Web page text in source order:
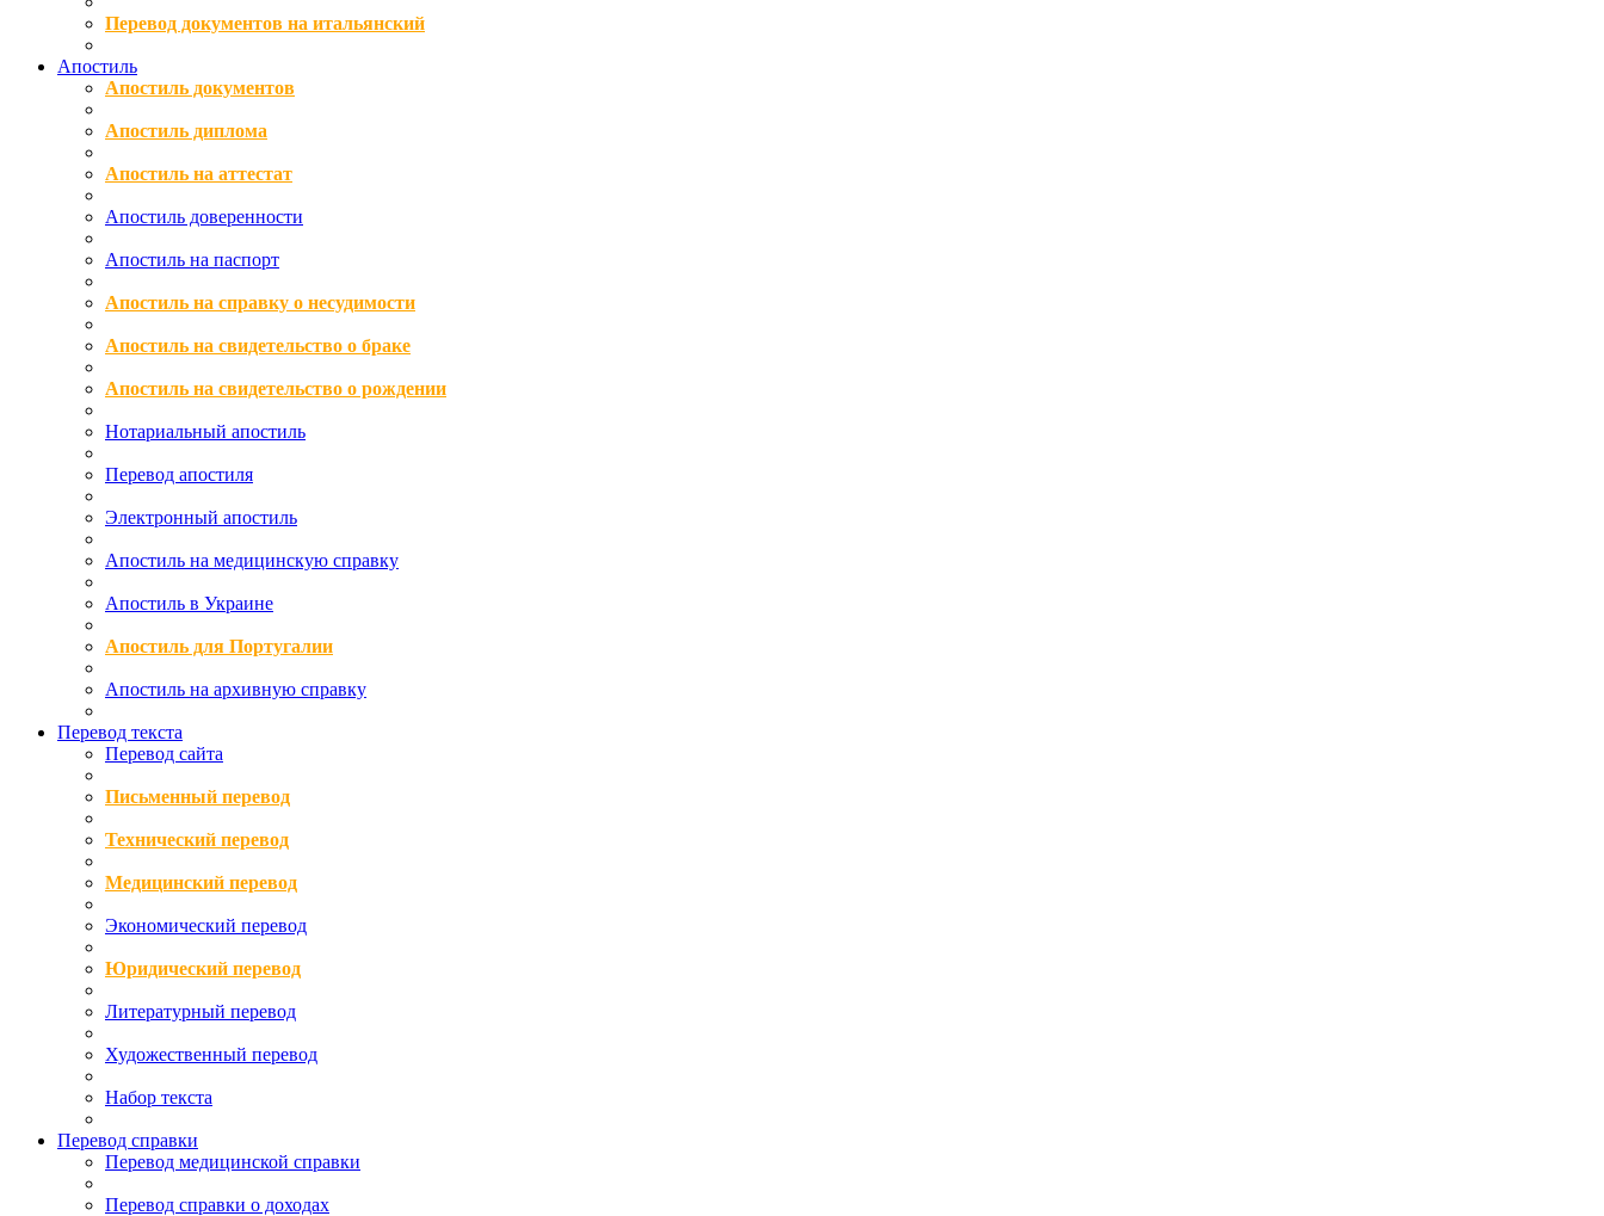
Перевод документов на итальянский
Апостиль
Апостиль документов
Апостиль диплома
Апостиль на аттестат
Апостиль доверенности
Апостиль на паспорт
Апостиль на справку о несудимости
Апостиль на свидетельство о браке
Апостиль на свидетельство о рождении
Нотариальный апостиль
Перевод апостиля
Электронный апостиль
Апостиль на медицинскую справку
Апостиль в Украине
Апостиль для Португалии
Апостиль на архивную справку
Перевод текста
Перевод сайта
Письменный перевод
Технический перевод
Медицинский перевод
Экономический перевод
Юридический перевод
Литературный перевод
Художественный перевод
Набор текста
Перевод справки
Перевод медицинской справки
Перевод справки о доходах